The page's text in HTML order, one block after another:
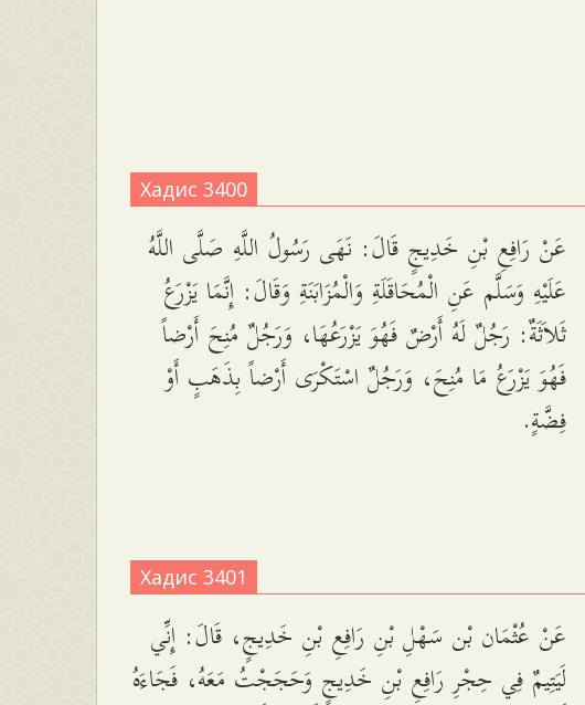
Хадис 3400
عَنْ رَافِعِ بْنِ خَدِيجٍ قَالَ: نَهَى رَسُولُ اللَّهِ صَلَّى اللَّهُ
عَلَيْهِ وَسَلَّم عَنِ الْمُحَاقَلَةِ وَالْمُزَابَنَةِ وَقَالَ: إِنَّمَا يَزْرَعُ
ثَلاَثَةٌ: رَجُلٌ لَهُ أَرْضٌ فَهُوَ يَزْرَعُهَا، وَرَجُلٌ مُنِحَ أَرْضاً
فَهُوَ يَزْرَعُ مَا مُنِحَ، وَرَجُلٌ اسْتَكْرَى أَرْضاً بِذَهَبٍ أَوْ
فِضَّةٍ.
Хадис 3401
عَنْ عُثْمَان بْن سَهْلِ بْنِ رَافِعِ بْنِ خَدِيجٍ، قَالَ: إِنِّي
لَيَتِيمٌ فِي حِجْرِ رَافِعِ بْنِ خَدِيجٍ وَحَجَجْتُ مَعَهُ، فَجَاءَهُ